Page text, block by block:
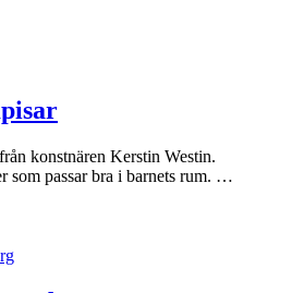
konstnären Kerstin Westin.
som passar bra i barnets rum. …